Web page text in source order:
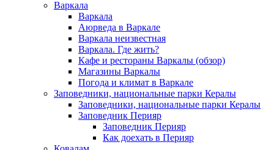
Варкала
Варкала
Аюрведа в Варкале
Варкала неизвестная
Варкала. Где жить?
Кафе и рестораны Варкалы (обзор)
Магазины Варкалы
Погода и климат в Варкале
Заповедники, национальные парки Кералы
Заповедники, национальные парки Кералы
Заповедник Перияр
Заповедник Перияр
Как доехать в Перияр